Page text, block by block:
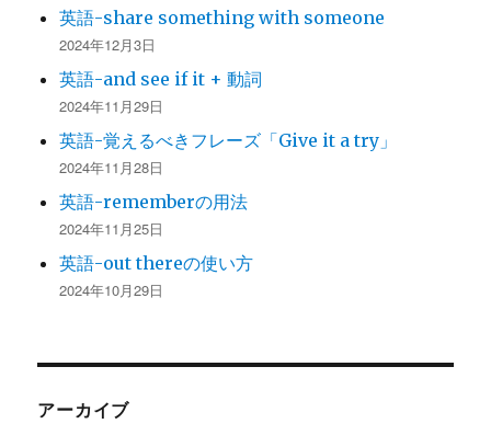
英語-share something with someone
2024年12月3日
英語-and see if it + 動詞
2024年11月29日
英語-覚えるべきフレーズ「Give it a try」
2024年11月28日
英語-rememberの用法
2024年11月25日
英語-out thereの使い方
2024年10月29日
アーカイブ